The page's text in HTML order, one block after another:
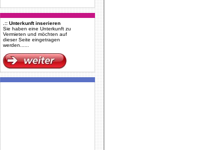
.:: Unterkunft inserieren
Sie haben eine Unterkunft zu
Vermieten und möchten auf
dieser Seite eingetragen
werden......